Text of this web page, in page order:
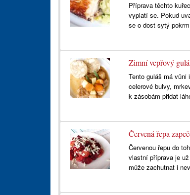
Příprava těchto
vyplatí se. Pokud
se o dost sytý
Zimní vepřový
Tento guláš má
celerové bulvy,
k zásobám přidat
Červená řepa
Červenou řepu do
vlastní příprava je
může zachutnat i